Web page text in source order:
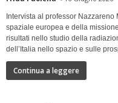
Intervista al professor
spaziale europea e della
risultati nello studio della
dell’Italia nello spazio e sulle
Continua a leggere